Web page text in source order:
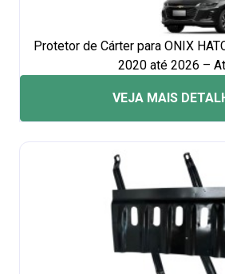
Protetor de Cárter para ONIX
2020 até 2026 –
VEJA MAIS